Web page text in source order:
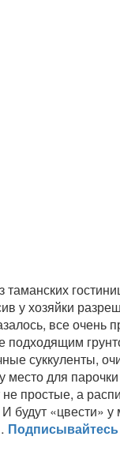
у хозяйки
все очень
подходящим
суккуленты,
место для
простые, а
будут «цвести»